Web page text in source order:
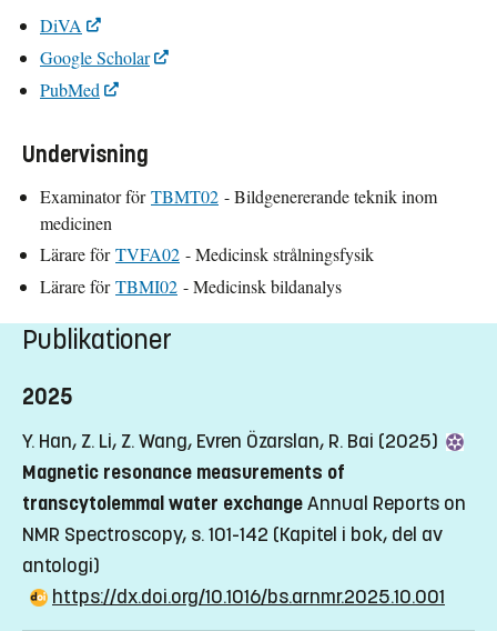
DiVA
Google Scholar
PubMed
Undervisning
Examinator förTBMT02 - Bildgenererande teknik inom
medicinen
Lärare förTVFA02 - Medicinsk strålningsfysik
Lärare förTBMI02 - Medicinsk bildanalys
Publikationer
2025
Y. Han, Z. Li, Z. Wang, Evren Özarslan, R. Bai (2025)
Magnetic resonance measurements of
transcytolemmal water exchangeAnnual Reports on
NMR Spectroscopy, s. 101-142 (Kapitel i bok, del av
antologi)
https://dx.doi.org/10.1016/bs.arnmr.2025.10.001